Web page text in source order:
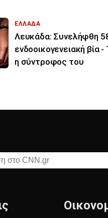
ΕΛΛΑΔΑ
Λευκάδα: Συνελήφθη
ενδοοικογενειακή βία -
η σύντροφος του
CNN.gr